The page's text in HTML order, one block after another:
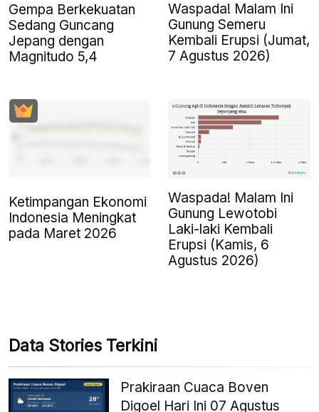
Gempa Berkekuatan
Sedang Guncang
Jepang dengan
Magnitudo 5,4
Waspada! Malam Ini
Gunung Semeru
Kembali Erupsi (Jumat,
7 Agustus 2026)
Ketimpangan Ekonomi
Indonesia Meningkat
pada Maret 2026
Waspada! Malam Ini
Gunung Lewotobi
Laki-laki Kembali
Erupsi (Kamis, 6
Agustus 2026)
Data Stories Terkini
Prakiraan Cuaca Boven
Digoel Hari Ini 07 Agustus